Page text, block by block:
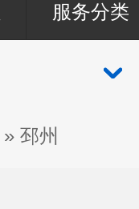
服务分类
» 邳州